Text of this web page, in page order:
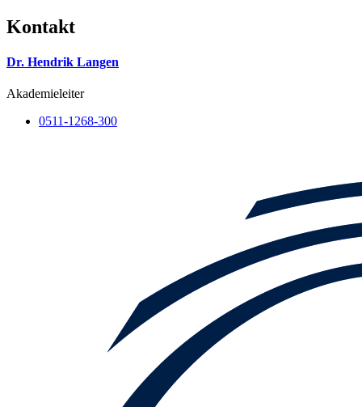
Kontakt
Dr. Hendrik Langen
Akademieleiter
0511-1268-300